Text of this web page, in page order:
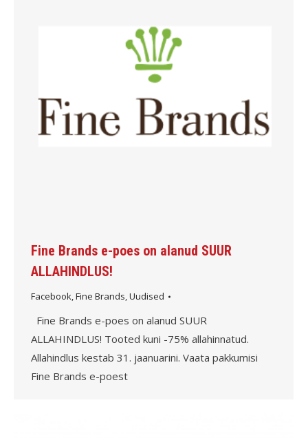
Fine Brands e-poes on alanud SUUR
ALLAHINDLUS!
Facebook,Fine Brands,Uudised
Fine Brands e-poes on alanud SUUR
ALLAHINDLUS! Tooted kuni -75% allahinnatud.
Allahindlus kestab 31. jaanuarini. Vaata pakkumisi
Fine Brands e-poest